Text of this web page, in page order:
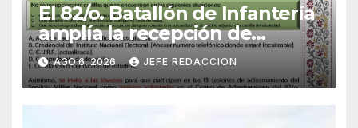
El 82/o. Batallón de Infantería
amplía la recepción de
documentos para obtener La
Catilla del Servicio Militar
Nacional
AGO 6, 2026 JEFE REDACCION